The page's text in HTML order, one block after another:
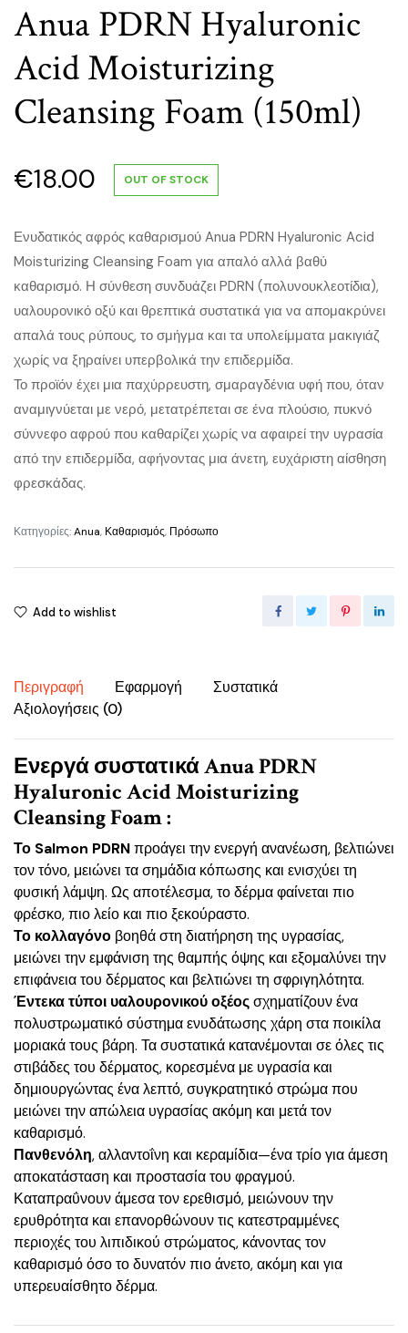
Anua PDRN Hyaluronic
Acid Moisturizing
Cleansing Foam (150ml)
€18.00 OUT OF STOCK
Ενυδατικός αφρός καθαρισμού Anua PDRN Hyaluronic Acid
Moisturizing Cleansing Foam για απαλό αλλά βαθύ
καθαρισμό. Η σύνθεση συνδυάζει PDRN (πολυνουκλεοτίδια),
υαλουρονικό οξύ και θρεπτικά συστατικά για να απομακρύνει
απαλά τους ρύπους, το σμήγμα και τα υπολείμματα μακιγιάζ
χωρίς να ξηραίνει υπερβολικά την επιδερμίδα.
Το προϊόν έχει μια παχύρρευστη, σμαραγδένια υφή που, όταν
αναμιγνύεται με νερό, μετατρέπεται σε ένα πλούσιο, πυκνό
σύννεφο αφρού που καθαρίζει χωρίς να αφαιρεί την υγρασία
από την επιδερμίδα, αφήνοντας μια άνετη, ευχάριστη αίσθηση
φρεσκάδας.
Κατηγορίες:Anua, Καθαρισμός, Πρόσωπο
Add to wishlist
Περιγραφή Εφαρμογή
Συστατικά
Αξιολογήσεις (0)
Ενεργά συστατικά Anua PDRN
Hyaluronic Acid Moisturizing
Cleansing Foam :
Το Salmon PDRNπροάγει την ενεργή ανανέωση, βελτιώνει
τον τόνο, μειώνει τα σημάδια κόπωσης και ενισχύει τη
φυσική λάμψη. Ως αποτέλεσμα, το δέρμα φαίνεται πιο
φρέσκο, πιο λείο και πιο ξεκούραστο.
Το κολλαγόνο βοηθά στη διατήρηση της υγρασίας,
μειώνει την εμφάνιση της θαμπής όψης και εξομαλύνει την
επιφάνεια του δέρματος και βελτιώνει τη σφριγηλότητα.
Έντεκα τύποι υαλουρονικού οξέοςσχηματίζουν ένα
πολυστρωματικό σύστημα ενυδάτωσης χάρη στα ποικίλα
μοριακά τους βάρη. Τα συστατικά κατανέμονται σε όλες τις
στιβάδες του δέρματος, κορεσμένα με υγρασία και
δημιουργώντας ένα λεπτό, συγκρατητικό στρώμα που
μειώνει την απώλεια υγρασίας ακόμη και μετά τον
καθαρισμό.
Πανθενόλη, αλλαντοΐνη και κεραμίδια—ένα τρίο για άμεση
αποκατάσταση και προστασία του φραγμού.
Καταπραΰνουν άμεσα τον ερεθισμό, μειώνουν την
ερυθρότητα και επανορθώνουν τις κατεστραμμένες
περιοχές του λιπιδικού στρώματος, κάνοντας τον
καθαρισμό όσο το δυνατόν πιο άνετο, ακόμη και για
υπερευαίσθητο δέρμα.